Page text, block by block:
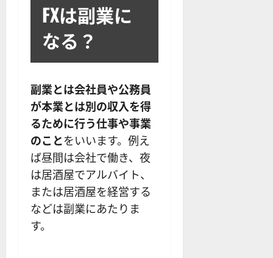
FXは副業に
なる？
副業とは会社員や公務員
が本業とは別の収入を得
るために行う仕事や事業
のことをいいます。例え
ば昼間は会社で働き、夜
は居酒屋でアルバイト、
または居酒屋を経営する
などは副業にあたりま
す。